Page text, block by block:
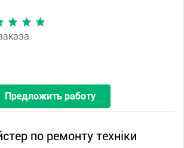
Предложить работу
по ремонту техніки